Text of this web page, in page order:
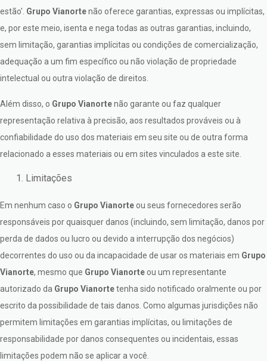
estão'. Grupo Vianortenão oferece garantias, expressas ou implícitas,
e, por este meio, isenta e nega todas as outras garantias, incluindo,
sem limitação, garantias implícitas ou condições de comercialização,
adequação a um fim específico ou não violação de propriedade
intelectual ou outra violação de direitos.
Além disso, o Grupo Vianortenão garante ou faz qualquer
representação relativa à precisão, aos resultados prováveis ou à
confiabilidade do uso dos materiais em seu site ou de outra forma
relacionado a esses materiais ou em sites vinculados a este site.
Limitações
Em nenhum caso o Grupo Vianorte ou seus fornecedores serão
responsáveis por quaisquer danos (incluindo, sem limitação, danos por
perda de dados ou lucro ou devido a interrupção dos negócios)
decorrentes do uso ou da incapacidade de usar os materiais em Grupo
Vianorte, mesmo que Grupo Vianorte ou um representante
autorizado da Grupo Vianortetenha sido notificado oralmente ou por
escrito da possibilidade de tais danos. Como algumas jurisdições não
permitem limitações em garantias implícitas, ou limitações de
responsabilidade por danos consequentes ou incidentais, essas
limitações podem não se aplicar a você.